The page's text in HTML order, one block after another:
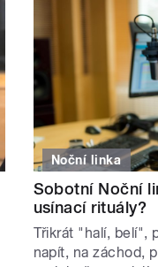
Noční linka
Sobotní Noční
usínací rituály?
Třikrát "halí, belí",
napít, na záchod,